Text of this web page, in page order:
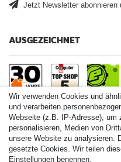
Jetzt Newsletter abonnieren
AUSGEZEICHNET
Paintball.de World
Paintball Shop International
Spares Shop North America
Wir verwenden Cookies und
und verarbeiten
Webseite (z.B. IP-Adresse), um
personalisieren, Medien von
unsere Website zu analysieren.
gesetzte Cookies. Wir teilen
Einstellungen benennen.